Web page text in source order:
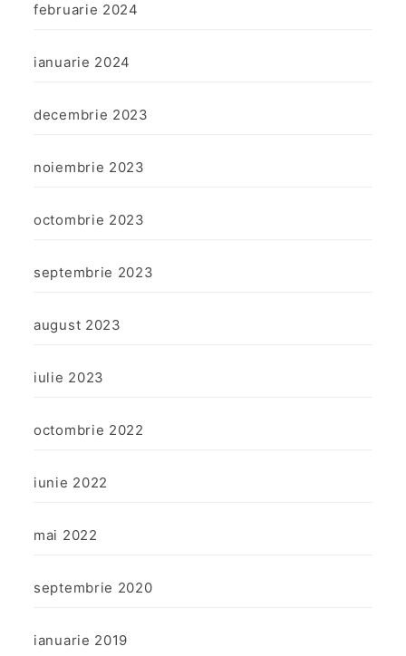
februarie 2024
ianuarie 2024
decembrie 2023
noiembrie 2023
octombrie 2023
septembrie 2023
august 2023
iulie 2023
octombrie 2022
iunie 2022
mai 2022
septembrie 2020
ianuarie 2019